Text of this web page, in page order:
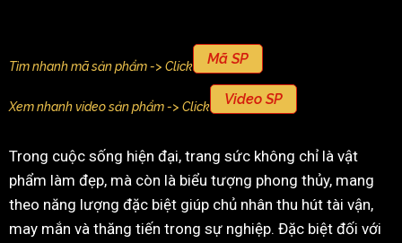
Tìm nhanh mã sản phẩm -> Click Mã SP
Xem nhanh video sản phẩm -> Click Video SP
Trong cuộc sống hiện đại, trang sức không chỉ là vật
phẩm làm đẹp, mà còn là biểu tượng phong thủy, mang
theo năng lượng đặc biệt giúp chủ nhân thu hút tài vận,
may mắn và thăng tiến trong sự nghiệp. Đặc biệt đối với